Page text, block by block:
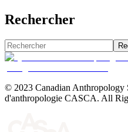
Rechercher
© 2023 Canadian Anthropology
d'anthropologie CASCA. All